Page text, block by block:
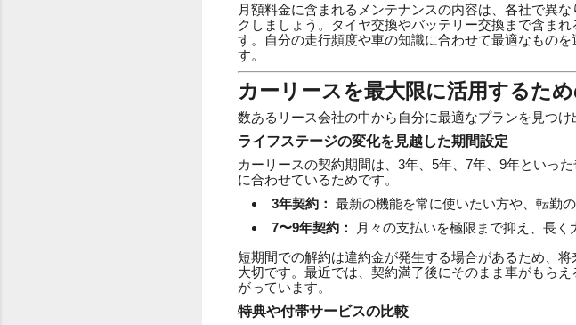
月額料金に含まれるメンテナンスの内容は、各社で異
クしましょう。タイヤ交換やバッテリー交換まで含ま
す。自分の走行頻度や車の知識に合わせて最適なもの
す。
カーリースを最大限に活用するた
数あるリース会社の中から自分に最適なプランを見つけ
ライフステージの変化を見越した期間設定
カーリースの契約期間は、3年、5年、7年、9年といっ
に合わせているためです。
3年契約： 最新の機能を常に使いたい方や、転勤の
7〜9年契約：
月々の支払いを極限まで抑え、長く
短期間での解約は違約金が発生する場合があるため、
大切です。最近では、契約満了後にそのまま車がもら
がっています。
特典や付帯サービスの比較